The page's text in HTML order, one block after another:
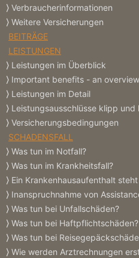
Verbraucherinformationen
Weitere Versicherungen
BEITRÄGE
LEISTUNGEN
Leistungen im Überblick
Important benefits - an overview
Leistungen im Detail
Leistungsausschlüsse klipp und
Versicherungs­bedingungen
SCHADENSFALL
Was tun im Notfall?
Was tun im Krankheitsfall?
Ein Krankenhausaufenthalt steht
Inanspruchnahme von
Was tun bei Unfallschäden?
Was tun bei Haftpflichtschäden?
Was tun bei
Wie werden Arztrechnungen